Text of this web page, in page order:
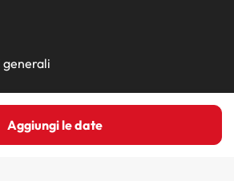
Aggiungi le date
generali
2026 - Viajes Para Ti S.L.U